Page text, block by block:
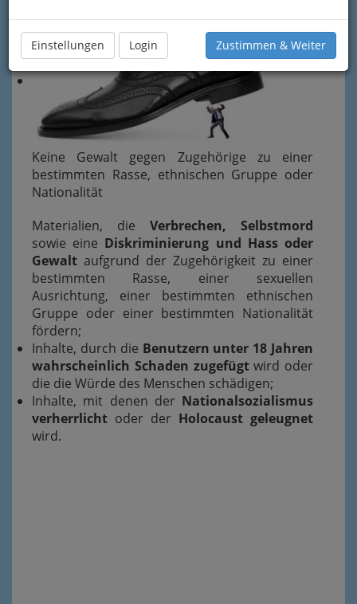
Einstellungen Login Zustimmen & Weiter
Keine Gewalt gegen Zugehörige zu einer
bestimmten Rasse, ethnischen Gruppe oder
Nationalität
Materialien, die Verbrechen, Selbstmord
sowie eine Diskriminierung und Hass oder
Gewalt aufgrund der Zugehörigkeit zu einer
bestimmten Rasse, einer sexuellen
Ausrichtung, einer bestimmten ethnischen
Gruppe oder einer bestimmten Nationalität
fördern;
Inhalte, durch die Benutzern unter 18 Jahren
wahrscheinlich Schaden zugefügtwird oder
die die Würde des Menschen schädigen;
Inhalte, mit denen der Nationalsozialismus
verherrlicht oder der Holocaust geleugnet
wird.